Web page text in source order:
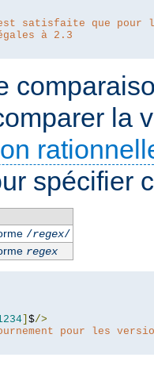
satisfaite que pour
à 2.3
la
spécifier
/regex/
regex
$/>
pour les